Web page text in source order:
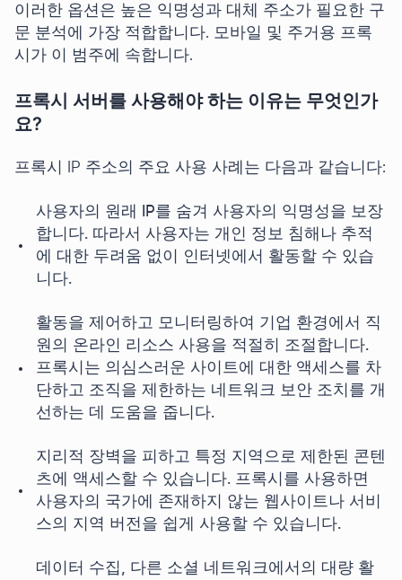
이러한 옵션은 높은 익명성과 대체 주소가 필요한 구
문 분석에 가장 적합합니다. 모바일 및 주거용 프록
시가 이 범주에 속합니다.
프록시 서버를 사용해야 하는 이유는 무엇인가
요?
프록시 IP 주소의 주요 사용 사례는 다음과 같습니다:
사용자의 원래 IP를 숨겨 사용자의 익명성을 보장
합니다. 따라서 사용자는 개인 정보 침해나 추적
에 대한 두려움 없이 인터넷에서 활동할 수 있습
니다.
활동을 제어하고 모니터링하여 기업 환경에서 직
원의 온라인 리소스 사용을 적절히 조절합니다.
프록시는 의심스러운 사이트에 대한 액세스를 차
단하고 조직을 제한하는 네트워크 보안 조치를 개
선하는 데 도움을 줍니다.
지리적 장벽을 피하고 특정 지역으로 제한된 콘텐
츠에 액세스할 수 있습니다. 프록시를 사용하면
사용자의 국가에 존재하지 않는 웹사이트나 서비
스의 지역 버전을 쉽게 사용할 수 있습니다.
데이터 수집, 다른 소셜 네트워크에서의 대량 활